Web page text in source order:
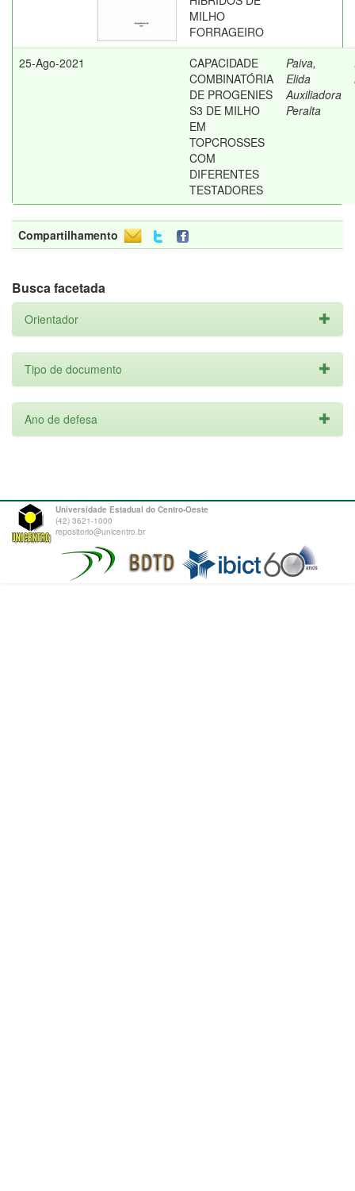
MILHO
FORRAGEIRO
25-Ago-2021
CAPACIDADE
COMBINATÓRIA
DE PROGENIES
S3 DE MILHO
EM
TOPCROSSES
COM
DIFERENTES
TESTADORES
Paiva,
Elida
Auxiliadora
Peralta
Compartilhamento
Busca facetada
Orientador
Tipo de documento
Ano de defesa
Universidade Estadual do Centro-Oeste
(42) 3621-1000
repositorio@unicentro.br